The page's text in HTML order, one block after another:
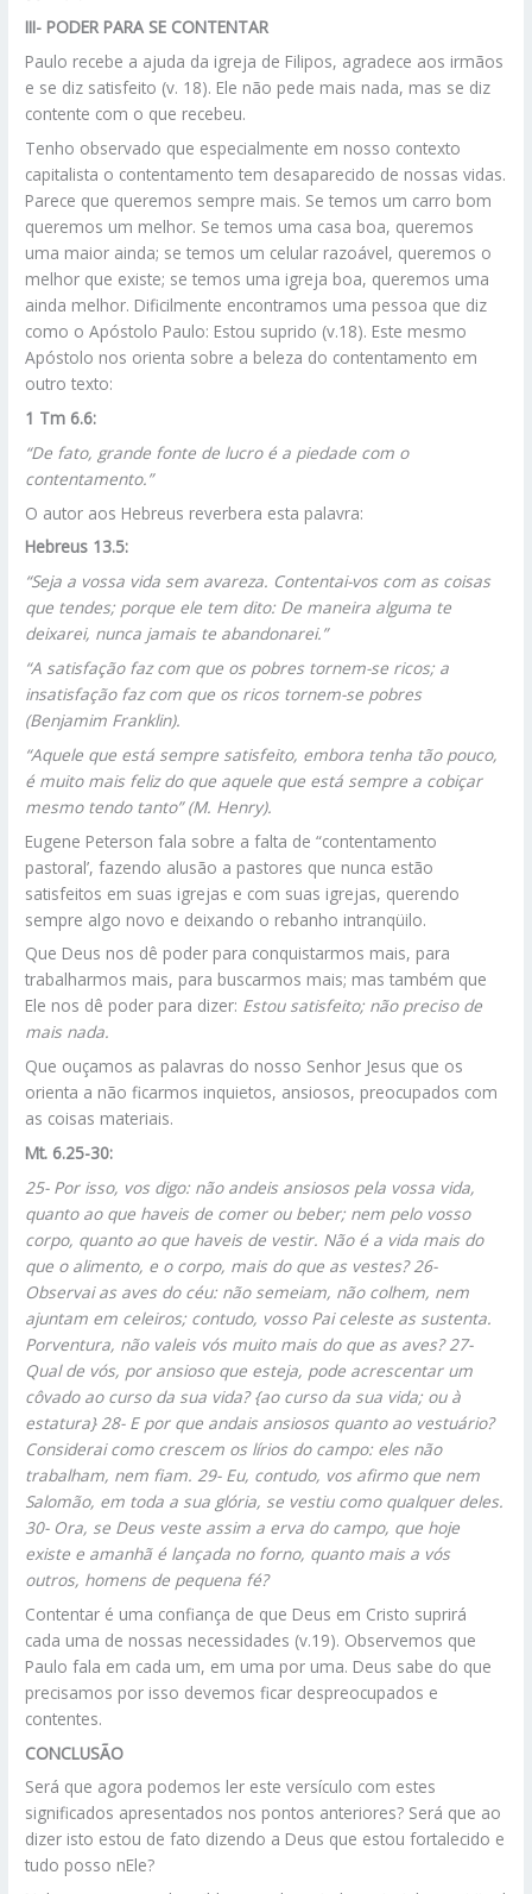
III- PODER PARA SE CONTENTAR
Paulo recebe a ajuda da igreja de Filipos, agradece aos irmãos
e se diz satisfeito (v. 18). Ele não pede mais nada, mas se diz
contente com o que recebeu.
Tenho observado que especialmente em nosso contexto
capitalista o contentamento tem desaparecido de nossas vidas.
Parece que queremos sempre mais. Se temos um carro bom
queremos um melhor. Se temos uma casa boa, queremos
uma maior ainda; se temos um celular razoável, queremos o
melhor que existe; se temos uma igreja boa, queremos uma
ainda melhor. Dificilmente encontramos uma pessoa que diz
como o Apóstolo Paulo: Estou suprido (v.18). Este mesmo
Apóstolo nos orienta sobre a beleza do contentamento em
outro texto:
1 Tm 6.6:
“De fato, grande fonte de lucro é a piedade com o
contentamento.”
O autor aos Hebreus reverbera esta palavra:
Hebreus 13.5:
“Seja a vossa vida sem avareza. Contentai-vos com as coisas
que tendes; porque ele tem dito: De maneira alguma te
deixarei, nunca jamais te abandonarei.”
“A satisfação faz com que os pobres tornem-se ricos; a
insatisfação faz com que os ricos tornem-se pobres
(Benjamim Franklin).
“Aquele que está sempre satisfeito, embora tenha tão pouco,
é muito mais feliz do que aquele que está sempre a cobiçar
mesmo tendo tanto” (M. Henry).
Eugene Peterson fala sobre a falta de “contentamento
pastoral’, fazendo alusão a pastores que nunca estão
satisfeitos em suas igrejas e com suas igrejas, querendo
sempre algo novo e deixando o rebanho intranqüilo.
Que Deus nos dê poder para conquistarmos mais, para
trabalharmos mais, para buscarmos mais; mas também que
Ele nos dê poder para dizer: Estou satisfeito; não preciso de
mais nada.
Que ouçamos as palavras do nosso Senhor Jesus que os
orienta a não ficarmos inquietos, ansiosos, preocupados com
as coisas materiais.
Mt. 6.25-30:
25- Por isso, vos digo: não andeis ansiosos pela vossa vida,
quanto ao que haveis de comer ou beber; nem pelo vosso
corpo, quanto ao que haveis de vestir. Não é a vida mais do
que o alimento, e o corpo, mais do que as vestes? 26-
Observai as aves do céu: não semeiam, não colhem, nem
ajuntam em celeiros; contudo, vosso Pai celeste as sustenta.
Porventura, não valeis vós muito mais do que as aves? 27-
Qual de vós, por ansioso que esteja, pode acrescentar um
côvado ao curso da sua vida? {ao curso da sua vida; ou à
estatura} 28- E por que andais ansiosos quanto ao vestuário?
Considerai como crescem os lírios do campo: eles não
trabalham, nem fiam. 29- Eu, contudo, vos afirmo que nem
Salomão, em toda a sua glória, se vestiu como qualquer deles.
30- Ora, se Deus veste assim a erva do campo, que hoje
existe e amanhã é lançada no forno, quanto mais a vós
outros, homens de pequena fé?
Contentar é uma confiança de que Deus em Cristo suprirá
cada uma de nossas necessidades (v.19). Observemos que
Paulo fala em cada um, em uma por uma. Deus sabe do que
precisamos por isso devemos ficar despreocupados e
contentes.
CONCLUSÃO
Será que agora podemos ler este versículo com estes
significados apresentados nos pontos anteriores? Será que ao
dizer isto estou de fato dizendo a Deus que estou fortalecido e
tudo posso nEle?